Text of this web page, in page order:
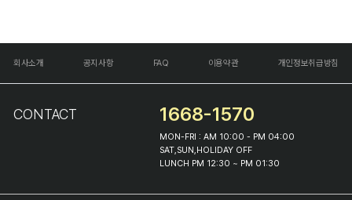
회사소개 공지사항 FAQ 이용약관 개인정보취급방침
CONTACT 1668-1570
MON-FRI : AM 10:00 - PM 04:00
SAT,SUN,HOLIDAY OFF
LUNCH PM 12:30 ~ PM 01:30